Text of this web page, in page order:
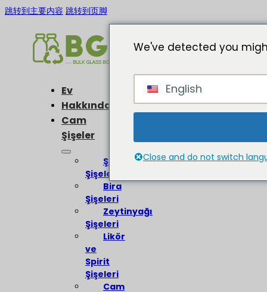
跳转到主要内容 跳转到页脚
Ev
Hakkında
Cam
Şişeler
Şarap
Şişeleri
Bira
Şişeleri
Zeytinyağı
Şişeleri
Likör
ve
Spirit
Şişeleri
Cam
We've detected you
English
Close and do not switch